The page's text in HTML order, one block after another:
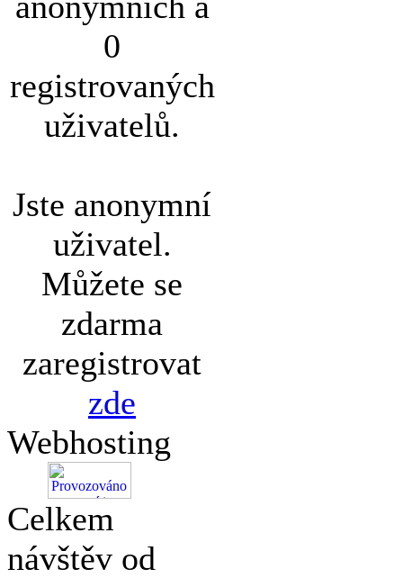
0
registrovaných
uživatelů.
Jste anonymní
uživatel.
Můžete se
zdarma
zaregistrovat
zde
Webhosting
Celkem
návštěv od